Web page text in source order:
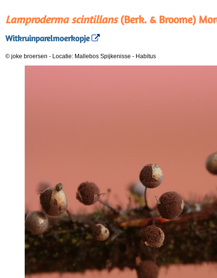
Lamproderma scintillans(Berk. & Broome)
Witkruinparelmoerkopje
© joke broersen - Locatie: Mallebos Spijkenisse - Habitus